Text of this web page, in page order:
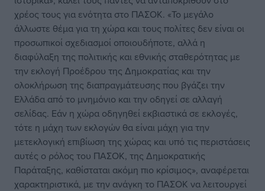
χρέος τους για ενότητα στο ΠΑΣΟΚ. «Το μεγάλο
άλλωστε θέμα για τη χώρα και τους πολίτες δεν είναι οι
προσωπικοί σχεδιασμοί οποιουδήποτε, αλλά η
διαφύλαξη της πολιτικής και εθνικής σταθερότητας με
την εκλογή Προέδρου της Δημοκρατίας και την
ολοκλήρωση της διαπραγμάτευσης που βγάζει την
Ελλάδα από το μνημόνιο και την οδηγεί σε αλλαγή
σελίδας. Εάν η χώρα οδηγηθεί εκβιαστικά σε εκλογές,
τότε η μάχη των εκλογών θα είναι μάχη για την
μετεκλογική επιβίωση της χώρας και υπό τις περιστάσεις
αυτές ο ρόλος του ΠΑΣΟΚ, της Δημοκρατικής
Παράταξης, καθίσταται ακόμη πιο κρίσιμος», αναφέρεται
χαρακτηριστικά, με την ανάγκη το ΠΑΣΟΚ να λειτουργεί